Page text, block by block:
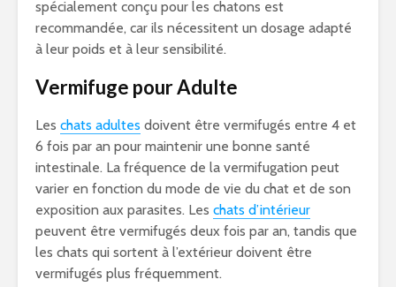
spécialement conçu pour les chatons est
recommandée, car ils nécessitent un dosage adapté
à leur poids et à leur sensibilité.
Vermifuge pour Adulte
Les chats adultes doivent être vermifugés entre 4 et
6 fois par an pour maintenir une bonne santé
intestinale. La fréquence de la vermifugation peut
varier en fonction du mode de vie du chat et de son
exposition aux parasites. Les chats d’intérieur
peuvent être vermifugés deux fois par an, tandis que
les chats qui sortent à l’extérieur doivent être
vermifugés plus fréquemment.